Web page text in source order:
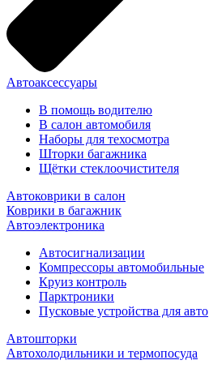
Автоаксессуары
В помощь водителю
В салон автомобиля
Наборы для техосмотра
Шторки багажника
Щётки стеклоочистителя
Автоковрики в салон
Коврики в багажник
Автоэлектроника
Автосигнализации
Компрессоры автомобильные
Круиз контроль
Парктроники
Пусковые устройства для авто
Автошторки
Автохолодильники и термопосуда